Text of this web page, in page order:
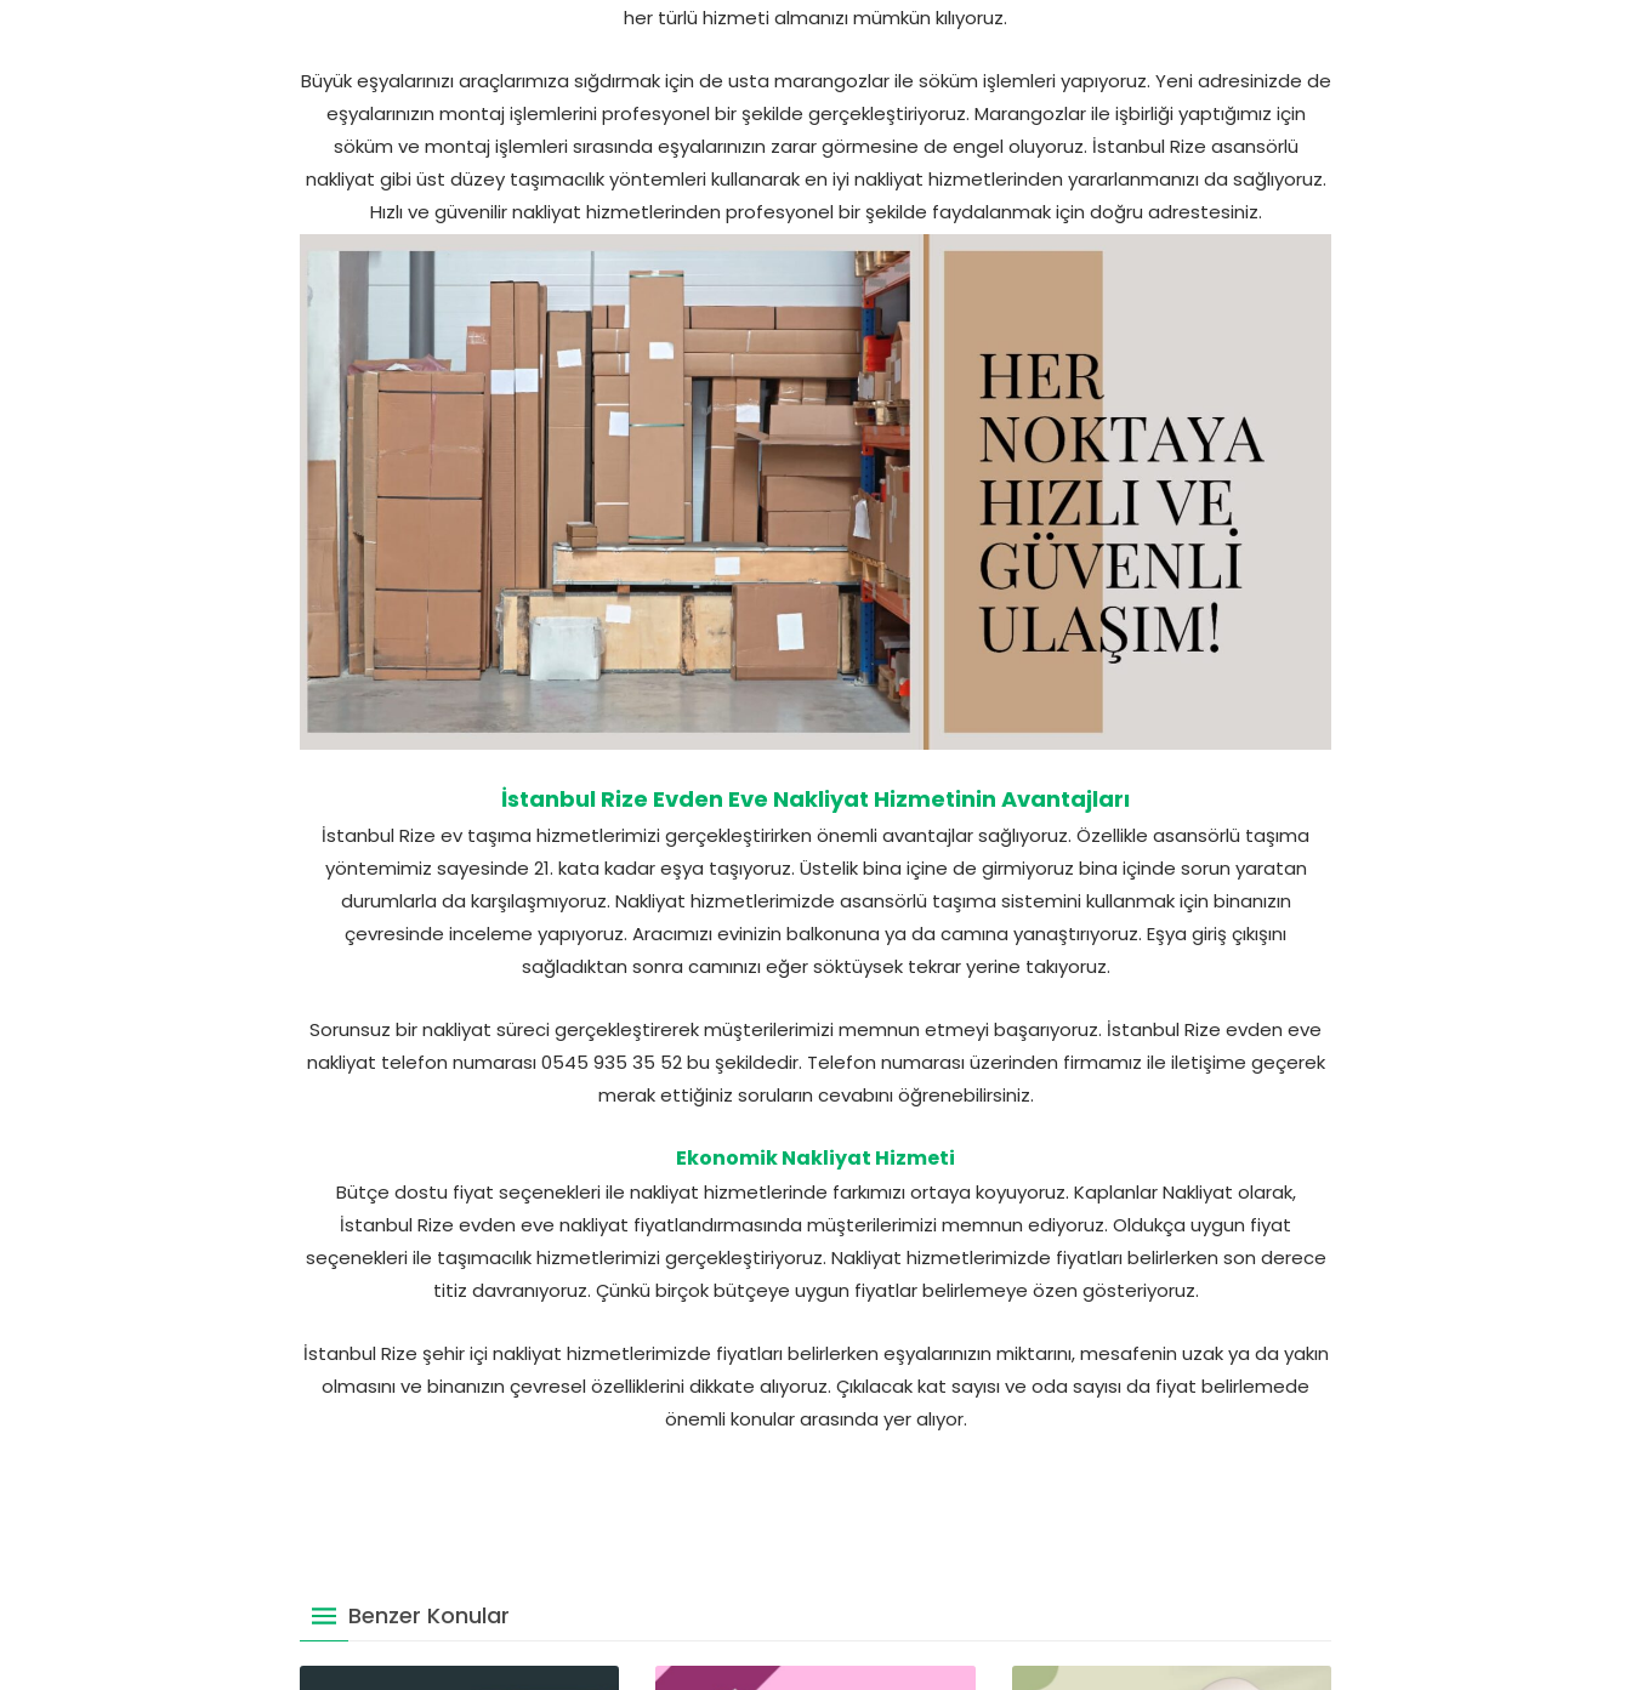
her türlü hizmeti almanızı mümkün kılıyoruz.
Büyük eşyalarınızı araçlarımıza sığdırmak için de usta marangozlar ile söküm işlemleri yapıyoruz. Yeni adresinizde de
eşyalarınızın montaj işlemlerini profesyonel bir şekilde gerçekleştiriyoruz. Marangozlar ile işbirliği yaptığımız için
söküm ve montaj işlemleri sırasında eşyalarınızın zarar görmesine de engel oluyoruz. İstanbul Rize asansörlü
nakliyat gibi üst düzey taşımacılık yöntemleri kullanarak en iyi nakliyat hizmetlerinden yararlanmanızı da sağlıyoruz.
Hızlı ve güvenilir nakliyat hizmetlerinden profesyonel bir şekilde faydalanmak için doğru adrestesiniz.
İstanbul Rize Evden Eve Nakliyat Hizmetinin Avantajları
İstanbul Rize ev taşıma hizmetlerimizi gerçekleştirirken önemli avantajlar sağlıyoruz. Özellikle asansörlü taşıma
yöntemimiz sayesinde 21. kata kadar eşya taşıyoruz. Üstelik bina içine de girmiyoruz bina içinde sorun yaratan
durumlarla da karşılaşmıyoruz. Nakliyat hizmetlerimizde asansörlü taşıma sistemini kullanmak için binanızın
çevresinde inceleme yapıyoruz. Aracımızı evinizin balkonuna ya da camına yanaştırıyoruz. Eşya giriş çıkışını
sağladıktan sonra camınızı eğer söktüysek tekrar yerine takıyoruz.
Sorunsuz bir nakliyat süreci gerçekleştirerek müşterilerimizi memnun etmeyi başarıyoruz. İstanbul Rize evden eve
nakliyat telefon numarası 0545 935 35 52 bu şekildedir. Telefon numarası üzerinden firmamız ile iletişime geçerek
merak ettiğiniz soruların cevabını öğrenebilirsiniz.
Ekonomik Nakliyat Hizmeti
Bütçe dostu fiyat seçenekleri ile nakliyat hizmetlerinde farkımızı ortaya koyuyoruz. Kaplanlar Nakliyat olarak,
İstanbul Rize evden eve nakliyat fiyatlandırmasında müşterilerimizi memnun ediyoruz. Oldukça uygun fiyat
seçenekleri ile taşımacılık hizmetlerimizi gerçekleştiriyoruz. Nakliyat hizmetlerimizde fiyatları belirlerken son derece
titiz davranıyoruz. Çünkü birçok bütçeye uygun fiyatlar belirlemeye özen gösteriyoruz.
İstanbul Rize şehir içi nakliyat hizmetlerimizde fiyatları belirlerken eşyalarınızın miktarını, mesafenin uzak ya da yakın
olmasını ve binanızın çevresel özelliklerini dikkate alıyoruz. Çıkılacak kat sayısı ve oda sayısı da fiyat belirlemede
önemli konular arasında yer alıyor.
Benzer Konular